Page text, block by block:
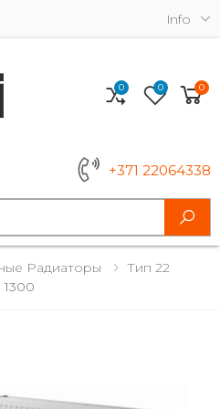
Info
menu
+371 22064338
0 0 0
Радиаторы
Тип 22
1300